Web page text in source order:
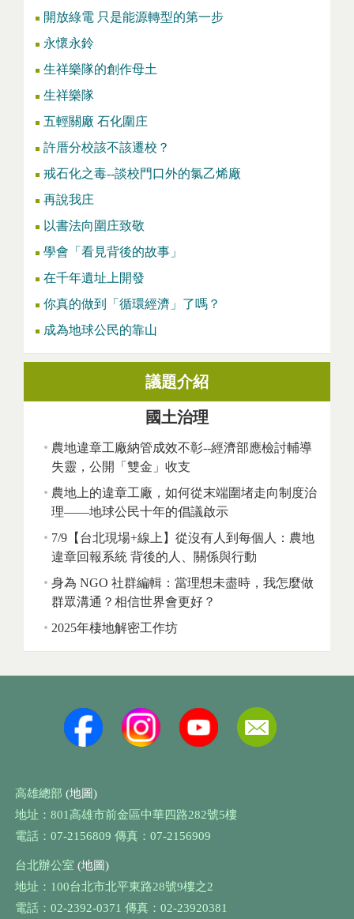
開放綠電 只是能源轉型的第一步
永懷永鈴
生祥樂隊的創作母土
生祥樂隊
五輕關廠 石化圍庄
許厝分校該不該遷校？
戒石化之毒--談校門口外的氯乙烯廠
再說我庄
以書法向圍庄致敬
學會「看見背後的故事」
在千年遺址上開發
你真的做到「循環經濟」了嗎？
成為地球公民的靠山
議題介紹
國土治理
農地違章工廠納管成效不彰--經濟部應檢討輔導
失靈，公開「雙金」收支
農地上的違章工廠，如何從末端圍堵走向制度治
理——地球公民十年的倡議啟示
7/9【台北現場+線上】從沒有人到每個人：農地
違章回報系統 背後的人、關係與行動
身為 NGO 社群編輯：當理想未盡時，我怎麼做
群眾溝通？相信世界會更好？
2025年棲地解密工作坊
高雄總部 (地圖)
地址：801高雄市前金區中華四路282號5樓
電話：07-2156809 傳真：07-2156909
台北辦公室 (地圖)
地址：100台北市北平東路28號9樓之2
電話：02-2392-0371 傳真：02-23920381